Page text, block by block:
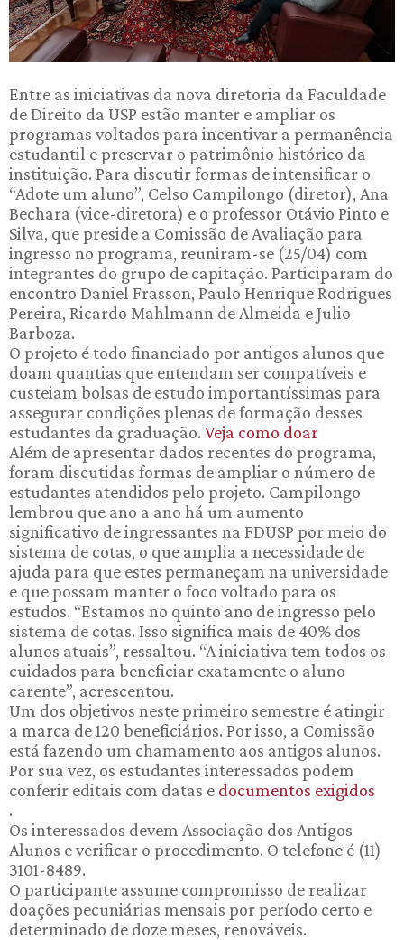
Entre as iniciativas da nova diretoria da Faculdade
de Direito da USP estão manter e ampliar os
programas voltados para incentivar a permanência
estudantil e preservar o patrimônio histórico da
instituição. Para discutir formas de intensificar o
“Adote um aluno”, Celso Campilongo (diretor), Ana
Bechara (vice-diretora) e o professor Otávio Pinto e
Silva, que preside a Comissão de Avaliação para
ingresso no programa, reuniram-se (25/04) com
integrantes do grupo de capitação. Participaram do
encontro Daniel Frasson, Paulo Henrique Rodrigues
Pereira, Ricardo Mahlmann de Almeida e Julio
Barboza.
O projeto é todo financiado por antigos alunos que
doam quantias que entendam ser compatíveis e
custeiam bolsas de estudo importantíssimas para
assegurar condições plenas de formação desses
estudantes da graduação. Veja como doar
Além de apresentar dados recentes do programa,
foram discutidas formas de ampliar o número de
estudantes atendidos pelo projeto. Campilongo
lembrou que ano a ano há um aumento
significativo de ingressantes na FDUSP por meio do
sistema de cotas, o que amplia a necessidade de
ajuda para que estes permaneçam na universidade
e que possam manter o foco voltado para os
estudos. “Estamos no quinto ano de ingresso pelo
sistema de cotas. Isso significa mais de 40% dos
alunos atuais”, ressaltou. “A iniciativa tem todos os
cuidados para beneficiar exatamente o aluno
carente”, acrescentou.
Um dos objetivos neste primeiro semestre é atingir
a marca de 120 beneficiários. Por isso, a Comissão
está fazendo um chamamento aos antigos alunos.
Por sua vez, os estudantes interessados podem
conferir editais com datas e documentos exigidos
.
Os interessados devem Associação dos Antigos
Alunos e verificar o procedimento. O telefone é (11)
3101-8489.
O participante assume compromisso de realizar
doações pecuniárias mensais por período certo e
determinado de doze meses, renováveis.